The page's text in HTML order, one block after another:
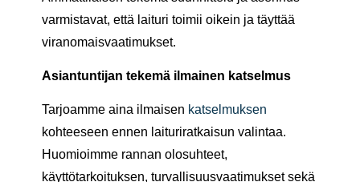
varmistavat, että laituri toimii oikein ja täyttää
viranomaisvaatimukset.
Asiantuntijan tekemä ilmainen katselmus
Tarjoamme aina ilmaisen katselmuksen
kohteeseen ennen laituriratkaisun valintaa.
Huomioimme rannan olosuhteet,
käyttötarkoituksen, turvallisuusvaatimukset sekä